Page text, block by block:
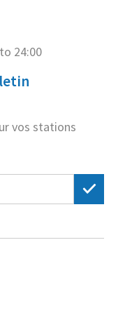
24:00
vos stations